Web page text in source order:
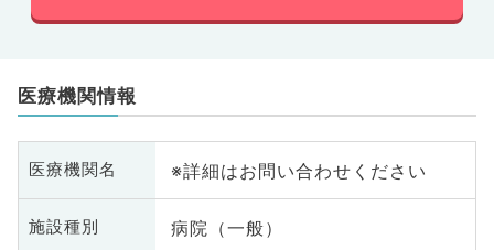
医療機関情報
医療機関名 ※詳細はお問い合わせください
施設種別 病院（一般）